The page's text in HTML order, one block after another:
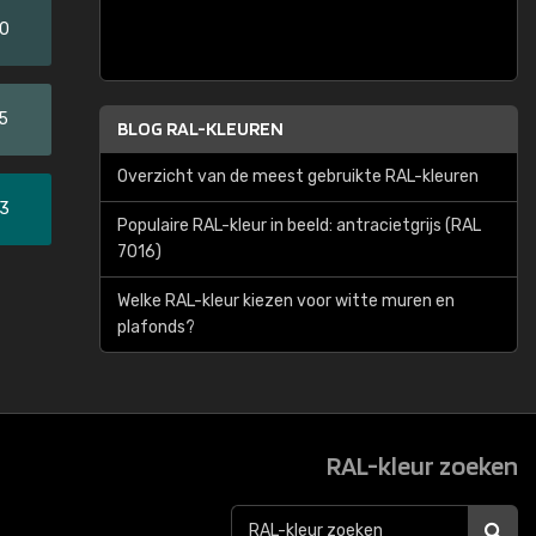
BLOG RAL-KLEUREN
Overzicht van de meest gebruikte RAL-kleuren
Populaire RAL-kleur in beeld: antracietgrijs (RAL
7016)
Welke RAL-kleur kiezen voor witte muren en
plafonds?
RAL-kleur zoeken